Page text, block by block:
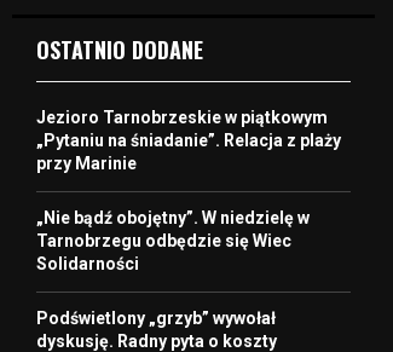
OSTATNIO DODANE
Jezioro Tarnobrzeskie w piątkowym
„Pytaniu na śniadanie”. Relacja z plaży
przy Marinie
„Nie bądź obojętny”. W niedzielę w
Tarnobrzegu odbędzie się Wiec
Solidarności
Podświetlony „grzyb” wywołał
dyskusję. Radny pyta o koszty